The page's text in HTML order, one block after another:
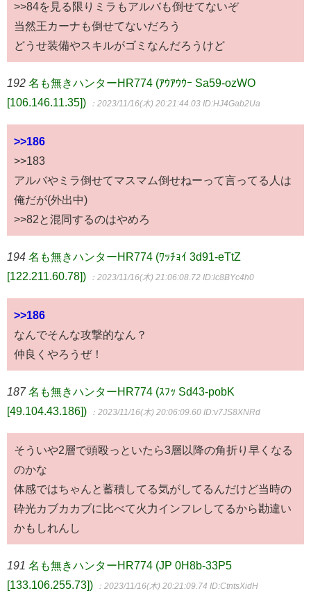
>>84を見る限りミラもアルバも倒せてないぞ
当然王カーナも倒せてないだろう
どうせ装備やスキルがゴミなんだろうけど
192 名も無きハンターHR774 (ｱｳｱｳｳｰ Sa59-ozWO
[106.146.11.35])
：2023/11/16(木) 20:21:44.03 ID:HJ4Gab2Ua
>>186
>>183
アルバやミラ倒せてマスマム倒せねーって言ってる人は
俺だが(外出中)
>>82と混同するのはやめろ
194 名も無きハンターHR774 (ﾜｯﾁｮｲ 3d91-eTtZ
[122.211.60.78])
：2023/11/16(木) 21:06:08.72 ID:lc8BYc4h0
>>186
なんでそんな攻撃的なん？
仲良くやろうぜ！
187 名も無きハンターHR774 (ｽﾌｯ Sd43-pobK
[49.104.43.186])
：2023/11/16(木) 20:06:09.60 ID:v7JS8XNRd
そういや2層で頭殴っといたら3層以降の角折り早くなる
のかな
体感ではちゃんと蓄積してる気がしてるんだけど当時の
砕光カブカカブに比べて火力インフレしてるから勘違い
かもしれんし
191 名も無きハンターHR774 (JP 0H8b-33P5
[133.106.255.73])
：2023/11/16(木) 20:21:09.74 ID:CtntsXidH